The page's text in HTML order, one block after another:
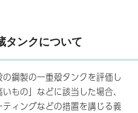
タンクについて
鋼製の一重殻タンクを評価し
もの」などに該当した場合、
ィングなどの措置を講じる義